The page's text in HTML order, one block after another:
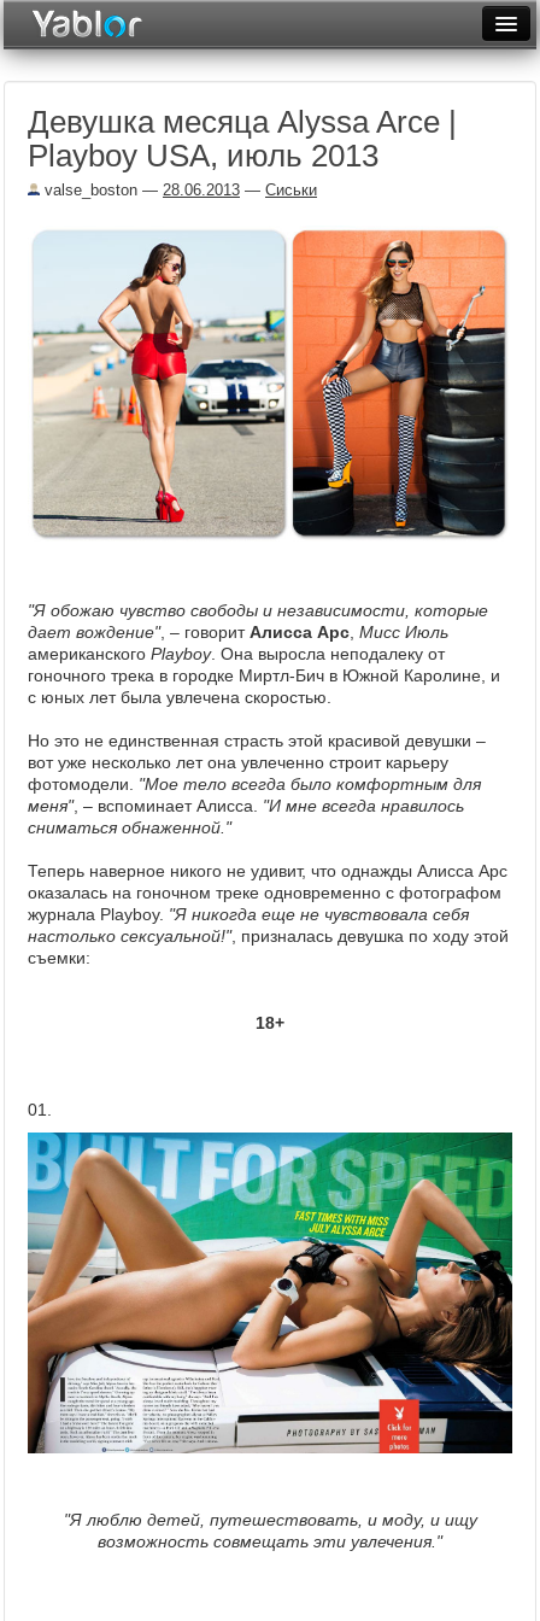
Неделя
Месяц
Фототоп
Видеотоп
Девушка месяца Alyssa Arce |
Playboy USA, июль 2013
valse_boston — 28.06.2013 — Сиськи
"Я обожаю чувство свободы и независимости, которые
дает вождение", – говоритАлисса Арс Мисс Июль
американского Playboy. Она выросла неподалеку от
гоночного трека в городке Миртл-Бич в Южной Каролине, и
с юных лет была увлечена скоростью.
Но это не единственная страсть этой красивой девушки –
вот уже несколько лет она увлеченно строит карьеру
фотомодели. "Мое тело всегда было комфортным для
меня", – вспоминает Алисса. "И мне всегда нравилось
сниматься обнаженной."
Теперь наверное никого не удивит, что однажды Алисса Арс
оказалась на гоночном треке одновременно с фотографом
журнала Playboy. "Я никогда еще не чувствовала себя
настолько сексуальной!", призналась девушка по ходу этой
съемки:
18+
01.
"Я люблю детей, путешествовать, и моду, и ищу
возможность совмещать эти увлечения."